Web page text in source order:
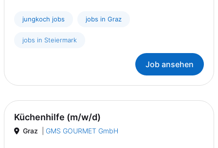
jungkoch jobs jobs in Graz
jobs in Steiermark
Job ansehen
Küchenhilfe (m/w/d)
Graz GMS GOURMET GmbH